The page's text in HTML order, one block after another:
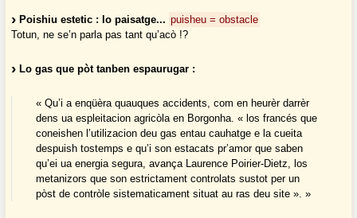
Poishiu estetic : lo paisatge... puisheu = obstacle
Totun, ne se’n parla pas tant qu’acò !?
Lo gas que pòt tanben espaurugar :
« Qu’i a enqüèra quauques accidents, com en heurèr darrèr
dens ua espleitacion agricòla en Borgonha. « los francés que
coneishen l’utilizacion deu gas entau cauhatge e la cueita
despuish tostemps e qu’i son estacats pr’amor que saben
qu’ei ua energia segura, avança Laurence Poirier-Dietz, los
metanizors que son estrictament controlats sustot per un
pòst de contròle sistematicament situat au ras deu site ». »